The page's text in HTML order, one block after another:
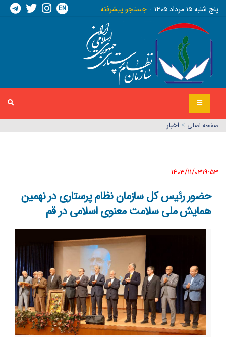
پنج شنبه ١٥ مرداد ١٤٠٥ جستجو پیشرفته EN
صفحه اصلي > اخبار
1403/11/03١٩:٥٣
حضور رئیس کل سازمان نظام پرستاری در نهمین
همایش ملی سلامت معنوی اسلامی در قم